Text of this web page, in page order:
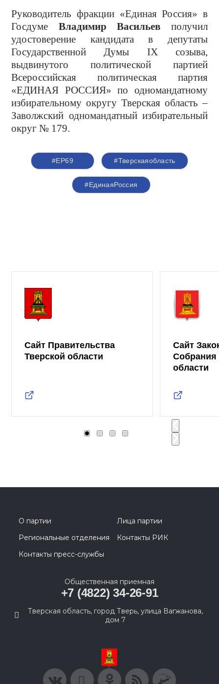
Руководитель фракции «Единая Россия» в
Госдуме Владимир Васильев получил
удостоверение кандидата в депутаты
Государственной Думы IX созыва,
выдвинутого политической партией
Всероссийская политическая партия
«ЕДИНАЯ РОССИЯ» по одномандатному
избирательному округу Тверская область –
Заволжский одномандатный избирательный
округ № 179.
#ЕР69 #Тверскаяобласть
#ЕдинаяРоссия
Сайт Правительства
Тверской области
Сайт
Собрания
области
О партии
Лица партии
Региональные отделения
Контакты РИК
Контакты пресс-службы
Общественная приемная
+7 (4822) 34-26-91
Тверская область, город Тверь, улица Вагжанова,
дом 7